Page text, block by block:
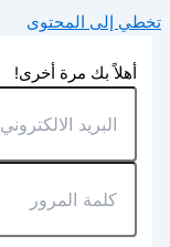
تخطي إلى المحتوى
أهلاً بك مرة أخرى!